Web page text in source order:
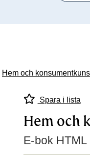
Hem och
Spara i lista
Hem och
E-bok HTML